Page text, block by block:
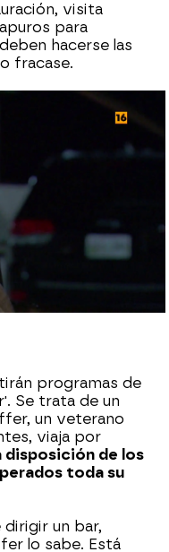
visita
para
hacerse las
fracase.
18:27
programas de
Se trata de un
un veterano
viaja por
disposición de los
toda su
dirigir un bar,
lo sabe. Está